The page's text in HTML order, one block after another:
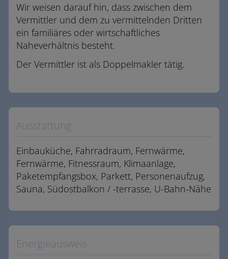
Wir weisen darauf hin, dass zwischen dem
Vermittler und dem zu vermittelnden Dritten
ein familiäres oder wirtschaftliches
Naheverhältnis besteht.
Der Vermittler ist als Doppelmakler tätig.
Ausstattung
Einbauküche Fahrradraum Fernwärme
Fernwärme Fitnessraum Klimaanlage
Paketempfangsbox Parkett Personenaufzug
Sauna Südostbalkon / -terrasse U-Bahn-Nähe
Energieausweis